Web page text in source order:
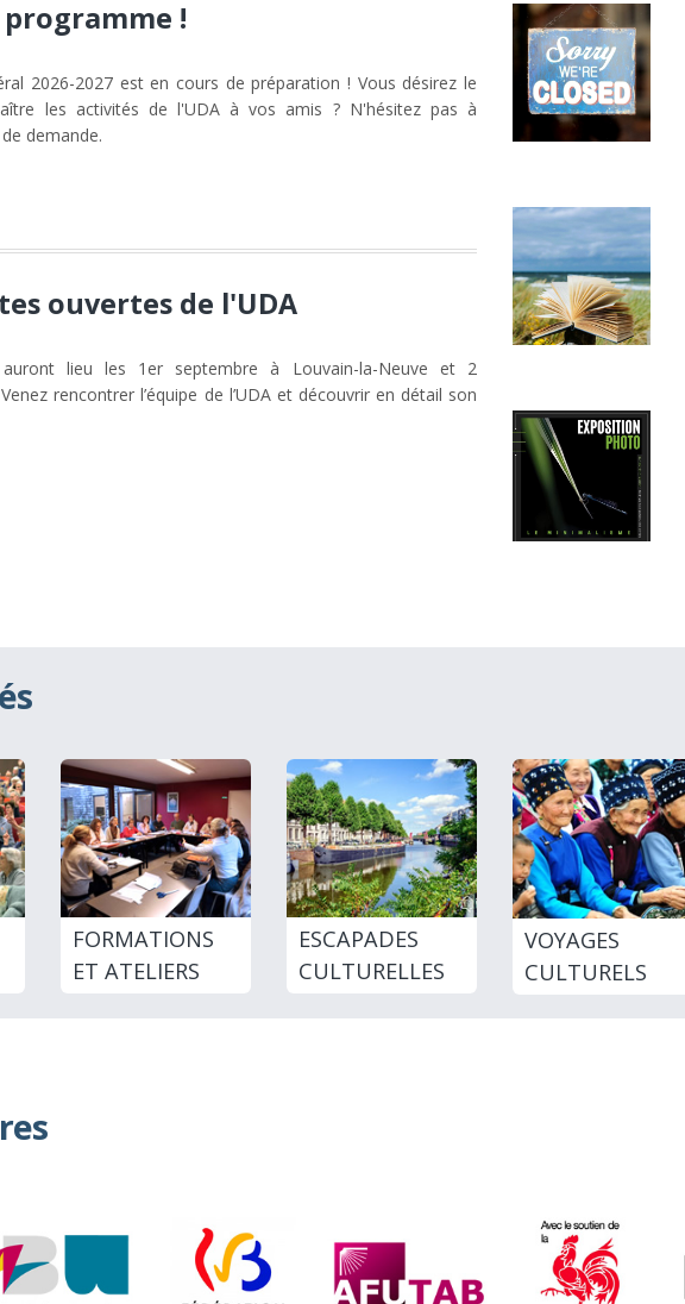
!
2026-2027 est en cours de préparation ! Vous désirez le
les activités de l'UDA à vos amis ? N'hésitez pas à
demande.
ouvertes de l'UDA
lieu les 1er septembre à Louvain-la-Neuve et 2
rencontrer l’équipe de l’UDA et découvrir en détail son
FORMATIONS
ET ATELIERS
ESCAPADES
CULTURELLES
VOYAGES
CULTURELS